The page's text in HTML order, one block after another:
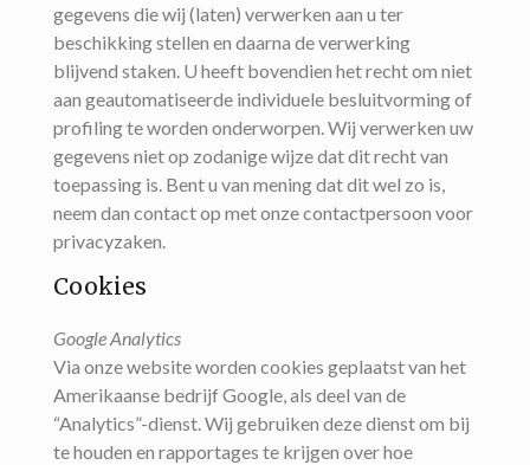
gegevens die wij (laten) verwerken aan u ter
beschikking stellen en daarna de verwerking
blijvend staken. U heeft bovendien het recht om niet
aan geautomatiseerde individuele besluitvorming of
profiling te worden onderworpen. Wij verwerken uw
gegevens niet op zodanige wijze dat dit recht van
toepassing is. Bent u van mening dat dit wel zo is,
neem dan contact op met onze contactpersoon voor
privacyzaken.
Cookies
Google Analytics
Via onze website worden cookies geplaatst van het
Amerikaanse bedrijf Google, als deel van de
“Analytics”-dienst. Wij gebruiken deze dienst om bij
te houden en rapportages te krijgen over hoe